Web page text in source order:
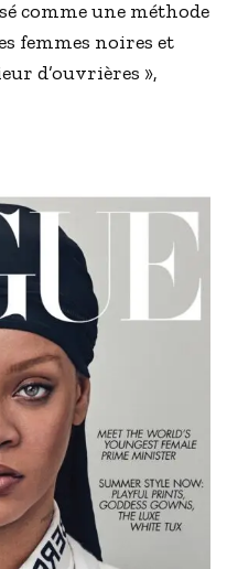
comme une méthode
femmes noires et
d’ouvrières »,